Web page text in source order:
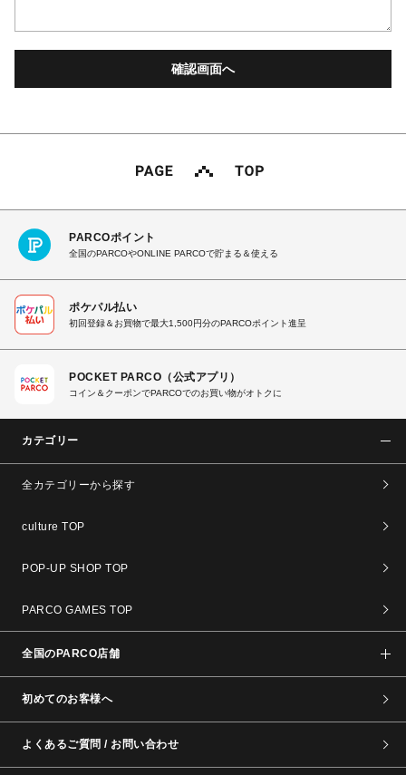
PARCOポイント
全国のPARCOやONLINE PARCOで貯まる＆使える
ポケパル払い
初回登録＆お買物で最大1,500円分のPARCOポイント進呈
POCKET PARCO（公式アプリ）
コイン＆クーポンでPARCOでのお買い物がオトクに
カテゴリー
全カテゴリーから探す
culture TOP
POP-UP SHOP TOP
PARCO GAMES TOP
全国のPARCO店舗
初めてのお客様へ
よくあるご質問 / お問い合わせ